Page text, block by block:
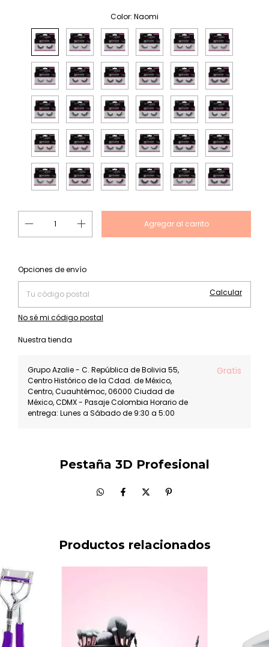
Color: Naomi
Entregas para el CP:
Opciones de envío
Calcular
No sé mi código postal
Nuestra tienda
Grupo Azalie - C. República de Bolivia 55,
Centro Histórico de la Cdad. de México,
Centro, Cuauhtémoc, 06000 Ciudad de
México, CDMX - Pasaje Colombia Horario de
entrega: Lunes a Sábado de 9:30 a 5:00
Gratis
Pestaña 3D Profesional
Productos relacionados